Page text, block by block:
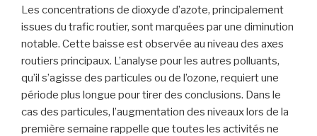
Les concentrations de dioxyde d’azote, principalement
issues du trafic routier, sont marquées par une diminution
notable. Cette baisse est observée au niveau des axes
routiers principaux. L’analyse pour les autres polluants,
qu’il s’agisse des particules ou de l’ozone, requiert une
période plus longue pour tirer des conclusions. Dans le
cas des particules, l’augmentation des niveaux lors de la
première semaine rappelle que toutes les activités ne